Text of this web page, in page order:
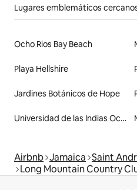
Lugares emblemáticos
Ocho Rios Bay Beach
Playa Hellshire
Jardines Botánicos de Hope
Universidad de las Indias Occidentales
Airbnb Jamaica Saint
Long Mountain Country